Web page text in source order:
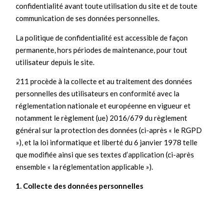
confidentialité avant toute utilisation du site et de toute
communication de ses données personnelles.
La politique de confidentialité est accessible de façon
permanente, hors périodes de maintenance, pour tout
utilisateur depuis le site.
211 procède à la collecte et au traitement des données
personnelles des utilisateurs en conformité avec la
réglementation nationale et européenne en vigueur et
notamment le règlement (ue) 2016/679 du règlement
général sur la protection des données (ci-après « le RGPD
»), et la loi informatique et liberté du 6 janvier 1978 telle
que modifiée ainsi que ses textes d’application (ci-après
ensemble « la réglementation applicable »).
1. Collecte des données personnelles